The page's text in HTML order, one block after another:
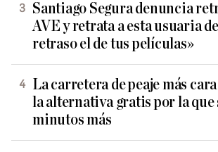
Santiago Segura denuncia
AVE y retrata a esta usuaria
retraso el de tus películas»
La carretera de peaje más
la alternativa gratis por la que
minutos más